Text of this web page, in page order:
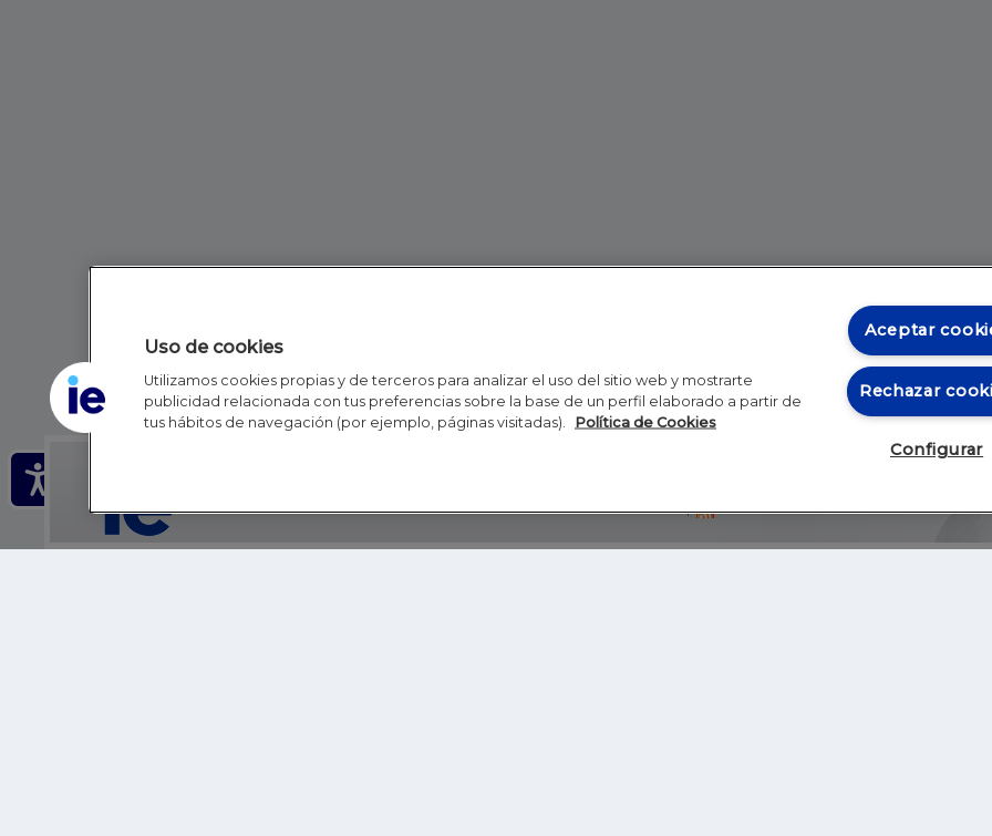
Inicio RSS
Uso de cookies
Utilizamos cookies propias y de terceros para analizar el uso del sitio web y mostrarte
publicidad relacionada con tus preferencias sobre la base de un perfil elaborado a partir de
tus hábitos de navegación (por ejemplo, páginas visitadas).
Política de Cookies
Aceptar
Rechazar
Configurar